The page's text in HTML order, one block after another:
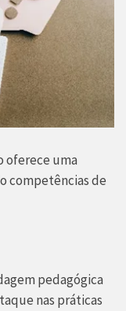
oferece uma
competências de
pedagógica
nas práticas